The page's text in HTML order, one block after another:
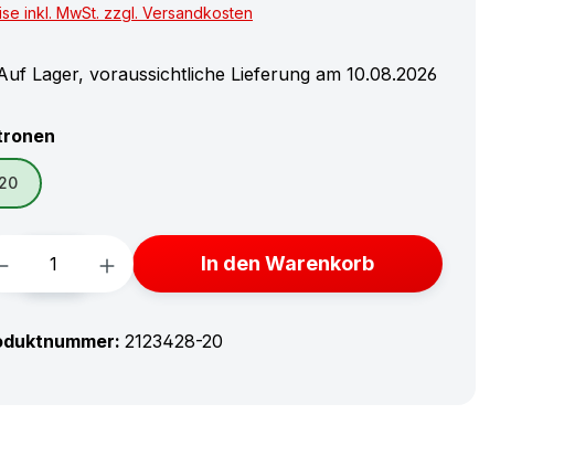
inkl. MwSt. zzgl. Versandkosten
Lager, voraussichtliche Lieferung am 10.08.2026
20
Anzahl: Gib den gewünschten Wert
In den Warenkorb
2123428-20